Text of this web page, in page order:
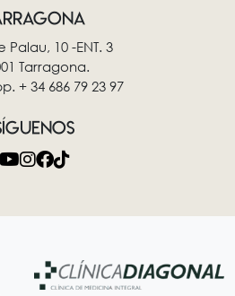
Palau, 10 -ENT. 3
Tarragona.
+ 34 686 79 23 97